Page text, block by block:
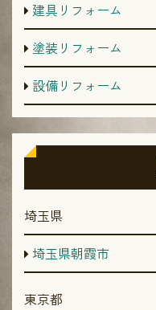
建具リフォーム
塗装リフォーム
設備リフォーム
埼玉県
埼玉県朝霞市
東京都